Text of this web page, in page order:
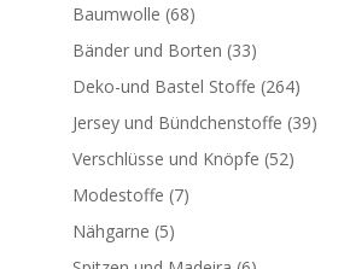
Baumwolle (68)
Bänder und Borten (33)
Deko-und Bastel Stoffe (264)
Jersey und Bündchenstoffe (39)
Verschlüsse und Knöpfe (52)
Modestoffe (7)
Nähgarne (5)